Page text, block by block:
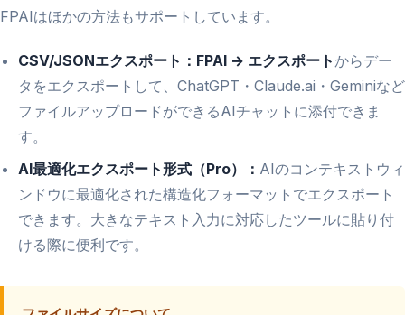
FPAIはほかの方法もサポートしています。
CSV/JSONエクスポート： FPAI → エクスポートからデー
タをエクスポートして、ChatGPT・Claude.ai・Geminiなど
ファイルアップロードができるAIチャットに添付できま
す。
AI最適化エクスポート形式（Pro）： AIのコンテキストウィ
ンドウに最適化された構造化フォーマットでエクスポート
できます。大きなテキスト入力に対応したツールに貼り付
ける際に便利です。